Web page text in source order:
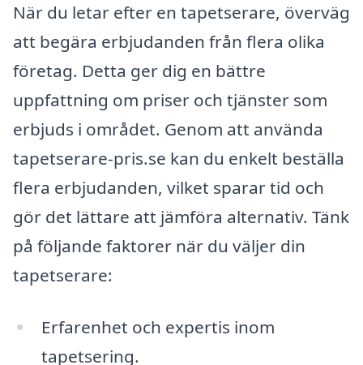
När du letar efter en tapetserare, överväg
att begära erbjudanden från flera olika
företag. Detta ger dig en bättre
uppfattning om priser och tjänster som
erbjuds i området. Genom att använda
tapetserare-pris.se kan du enkelt beställa
flera erbjudanden, vilket sparar tid och
gör det lättare att jämföra alternativ. Tänk
på följande faktorer när du väljer din
tapetserare:
Erfarenhet och expertis inom
tapetsering.